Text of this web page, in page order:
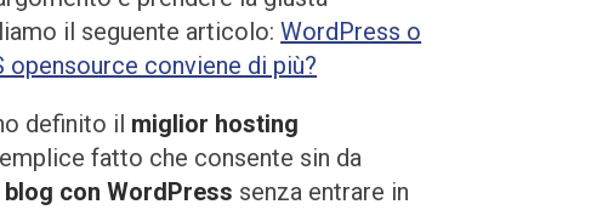
il seguente articolo: WordPress o
opensource conviene di più?
definito il miglior hosting
fatto che consente sin da
con WordPress senza entrare in